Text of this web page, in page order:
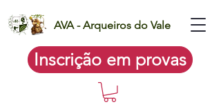
AVA - Arqueiros do Vale
Inscrição em provas